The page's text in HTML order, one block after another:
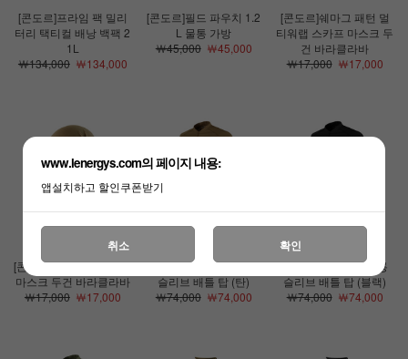
[콘도르]프라임 팩 밀리
터리 택티컬 배낭 백팩 2
1L
￦134,000￦134,000
[콘도르]필드 파우치 1.2
L 물통 가방
￦45,000￦45,000
[콘도르]쉐마그 패턴 멀
티워랩 스카프 마스크 두
건 바라클라바
￦17,000￦17,000
[콘도르]멀티워랩 스카프
마스크 두건 바라클라바
￦17,000￦17,000
[콘도르]트라이던트 롱
슬리브 배틀 탑 (탄)
￦74,000￦74,000
[콘도르]트라이던트 롱
슬리브 배틀 탑 (블랙)
￦74,000￦74,000
www.lenergys.com의 페이지 내용:
앱설치하고 할인쿠폰받기
취소 확인